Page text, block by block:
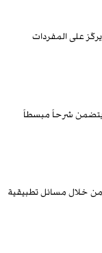
على المفردات
يتضمن شرحاً مبسطاً
من خلال مسائل تطبيقية